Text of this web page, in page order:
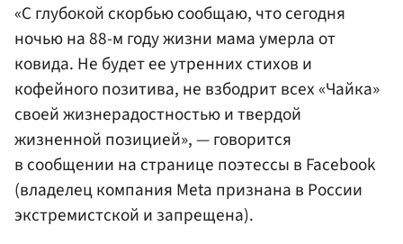
«С глубокой скорбью сообщаю, что сегодня
ночью на 88-м году жизни мама умерла от
ковида. Не будет ее утренних стихов и
кофейного позитива, не взбодрит всех «Чайка»
своей жизнерадостностью и твердой
жизненной позицией», — говорится
в сообщении на странице поэтессы в Facebook
(владелец компания Meta признана в России
экстремистской и запрещена).